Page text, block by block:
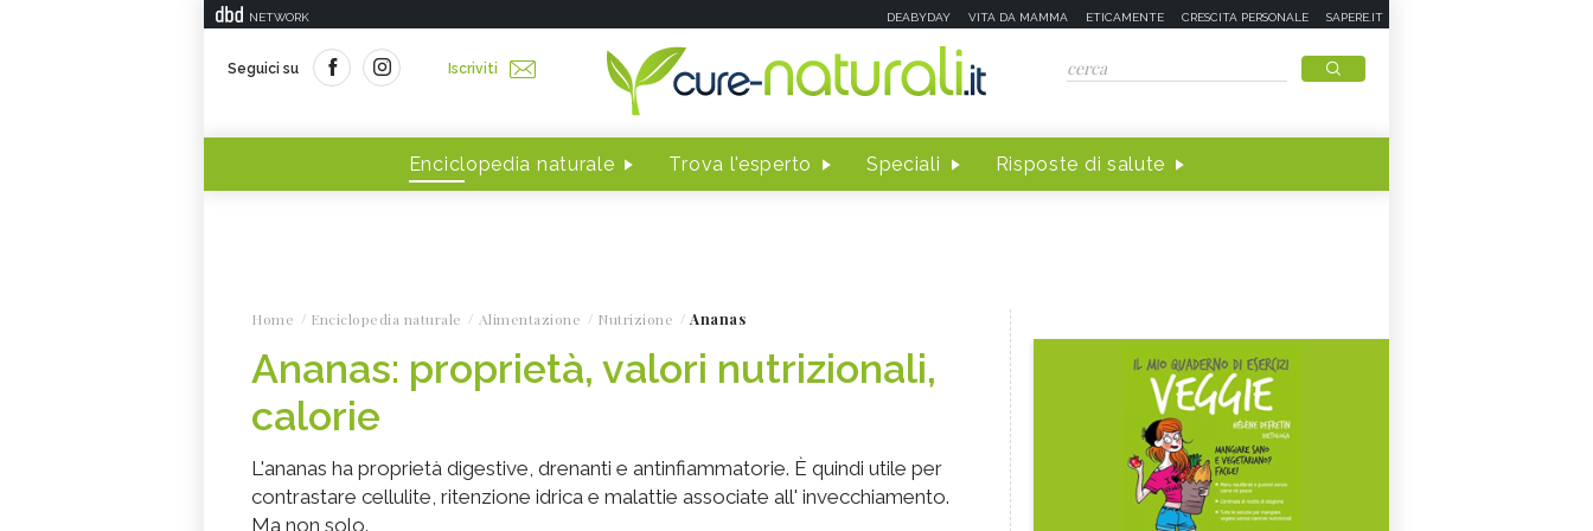
NETWORK DEABYDAY VITA DA MAMMA ETICAMENTE CRESCITA PERSONALE SAPERE.IT
Seguici su Iscriviti
Enciclopedia naturale Trova l'esperto Speciali Risposte di salute
Home Enciclopedia naturale Alimentazione Nutrizione Ananas
Ananas: proprietà, valori nutrizionali,
calorie
L'ananas ha proprietà digestive, drenanti e antinfiammatorie. È quindi utile per
contrastare cellulite, ritenzione idrica e malattie associate all' invecchiamento.
Ma non solo.